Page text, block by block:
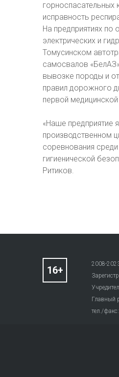
горноспасательных
исправность
На предприятиях
электрических и
Томусинском
самосвалов
вывозке породы и
правил дорожного
первой
«Наше предприятие
производственном
соревнования
гигиенической
Ритиков.
2008-
Главный
тел./факс: